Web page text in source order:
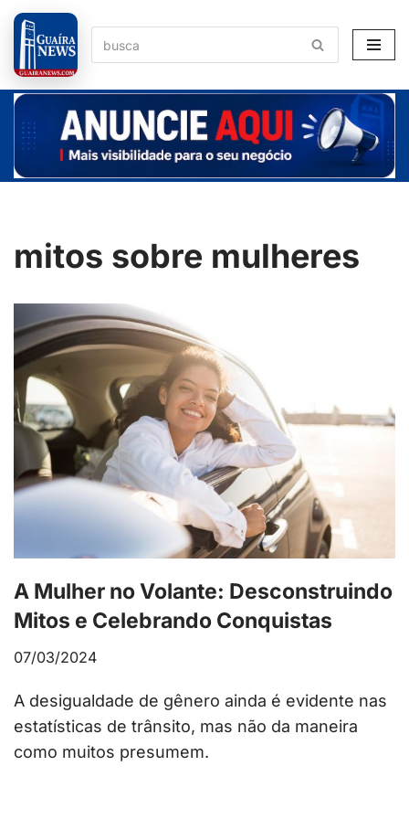
Pular
para
o
conteúdo
mitos sobre mulheres
A Mulher no Volante: Desconstruindo
Mitos e Celebrando Conquistas
07/03/2024
A desigualdade de gênero ainda é evidente nas
estatísticas de trânsito, mas não da maneira
como muitos presumem.